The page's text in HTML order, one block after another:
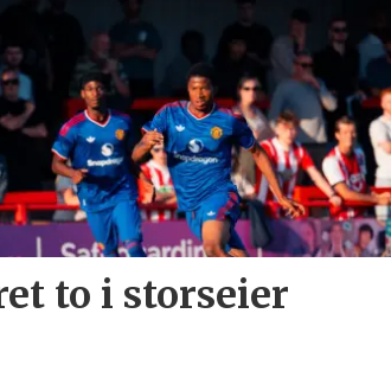
to i storseier